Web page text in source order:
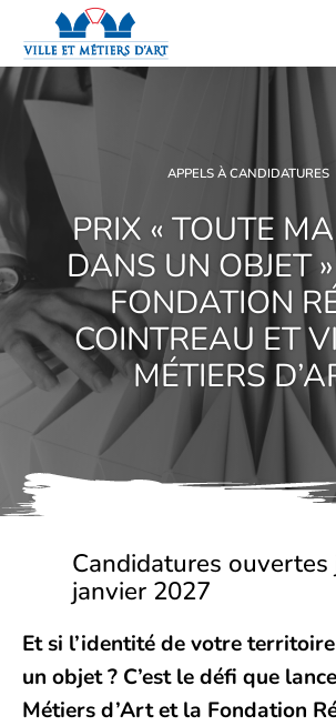
APPELS À CANDIDATURES
PRIX « TOUTE
DANS UN OBJET
FONDATION
COINTREAU ET
MÉTIERS
Candidatures
janvier 2027
Et si l’identité de votre
un objet ? C’est le défi que
Métiers d’Art et la Fondation